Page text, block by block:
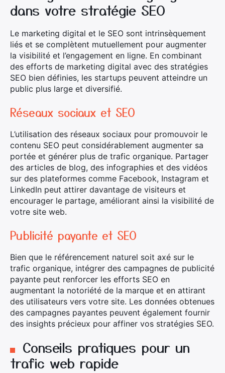
dans votre stratégie SEO
Le marketing digital et le SEO sont intrinsèquement
liés et se complètent mutuellement pour augmenter
la visibilité et l’engagement en ligne. En combinant
des efforts de marketing digital avec des stratégies
SEO bien définies, les startups peuvent atteindre un
public plus large et diversifié.
Réseaux sociaux et SEO
L’utilisation des réseaux sociaux pour promouvoir le
contenu SEO peut considérablement augmenter sa
portée et générer plus de trafic organique. Partager
des articles de blog, des infographies et des vidéos
sur des plateformes comme Facebook, Instagram et
LinkedIn peut attirer davantage de visiteurs et
encourager le partage, améliorant ainsi la visibilité de
votre site web.
Publicité payante et SEO
Bien que le référencement naturel soit axé sur le
trafic organique, intégrer des campagnes de publicité
payante peut renforcer les efforts SEO en
augmentant la notoriété de la marque et en attirant
des utilisateurs vers votre site. Les données obtenues
des campagnes payantes peuvent également fournir
des insights précieux pour affiner vos stratégies SEO.
Conseils pratiques pour un
trafic web rapide
Rechercher